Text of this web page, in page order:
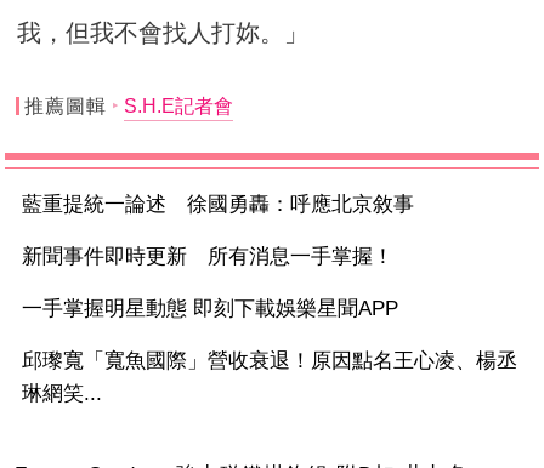
我，但我不會找人打妳。」
推薦圖輯 S.H.E記者會
藍重提統一論述 徐國勇轟：呼應北京敘事
新聞事件即時更新 所有消息一手掌握！
一手掌握明星動態 即刻下載娛樂星聞APP
邱瓈寬「寬魚國際」營收衰退！原因點名王心凌、楊丞
琳網笑...